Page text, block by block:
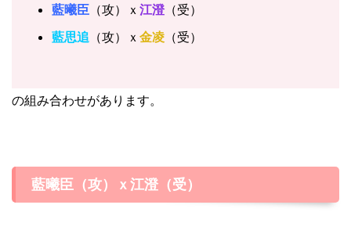
藍曦臣 （攻）ｘ 江澄（受）
藍思追 （攻）ｘ 金凌 （受）
の組み合わせがあります。
藍曦臣（攻）ｘ江澄（受）